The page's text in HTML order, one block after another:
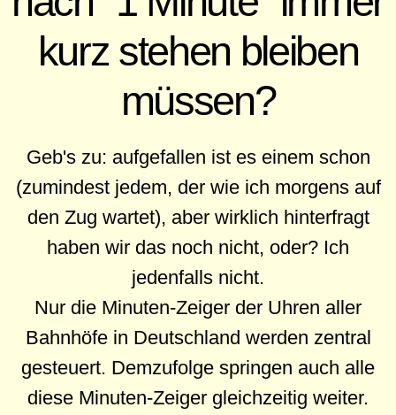
kurz stehen bleiben
müssen?
Geb's zu: aufgefallen ist es einem schon
(zumindest jedem, der wie ich morgens auf
den Zug wartet), aber wirklich hinterfragt
haben wir das noch nicht, oder? Ich
jedenfalls nicht.
Nur die Minuten-Zeiger der Uhren aller
Bahnhöfe in Deutschland werden zentral
gesteuert. Demzufolge springen auch alle
diese Minuten-Zeiger gleichzeitig weiter.